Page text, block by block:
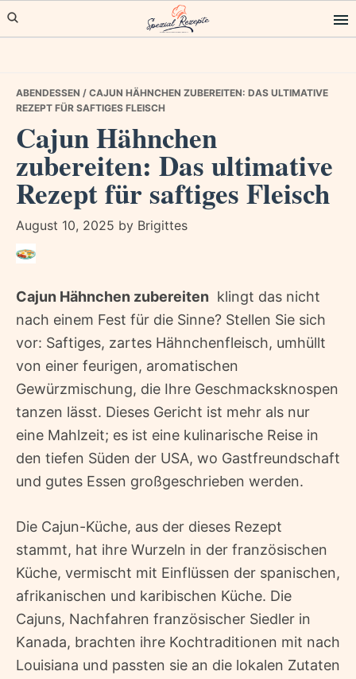
Skip
to
Skip
to
Skip
to
ABENDESSEN / CAJUN HÄHNCHEN ZUBEREITEN: DAS ULTIMATIVE
REZEPT FÜR SAFTIGES FLEISCH
Cajun Hähnchen
zubereiten: Das ultimative
Rezept für saftiges Fleisch
August 10, 2025 by Brigittes
Cajun Hähnchen zubereiten  klingt das nicht
nach einem Fest für die Sinne? Stellen Sie sich
vor: Saftiges, zartes Hähnchenfleisch, umhüllt
von einer feurigen, aromatischen
Gewürzmischung, die Ihre Geschmacksknospen
tanzen lässt. Dieses Gericht ist mehr als nur
eine Mahlzeit; es ist eine kulinarische Reise in
den tiefen Süden der USA, wo Gastfreundschaft
und gutes Essen großgeschrieben werden.
Die Cajun-Küche, aus der dieses Rezept
stammt, hat ihre Wurzeln in der französischen
Küche, vermischt mit Einflüssen der spanischen,
afrikanischen und karibischen Küche. Die
Cajuns, Nachfahren französischer Siedler in
Kanada, brachten ihre Kochtraditionen mit nach
Louisiana und passten sie an die lokalen Zutaten